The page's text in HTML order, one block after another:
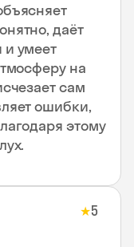
даёт
и умеет
на
сам
ошибки,
этому
★5